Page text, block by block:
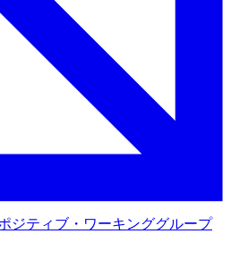
ジティブ・ワーキンググループ